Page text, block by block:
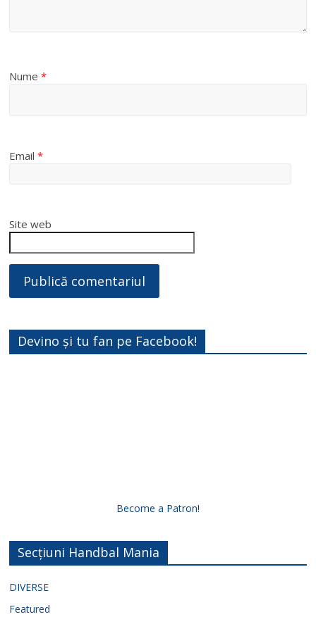
Nume*
Email*
Site web
Devino și tu fan pe Facebook!
Become a Patron!
Secțiuni Handbal Mania
DIVERSE
Featured